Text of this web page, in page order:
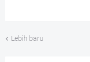
Lebih baru